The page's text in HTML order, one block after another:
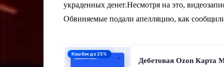
украденных денег.Несмотря на это,
Обвиняемые подали апелляцию, как
0% до 140 дней
Кредитная Ozon Карта